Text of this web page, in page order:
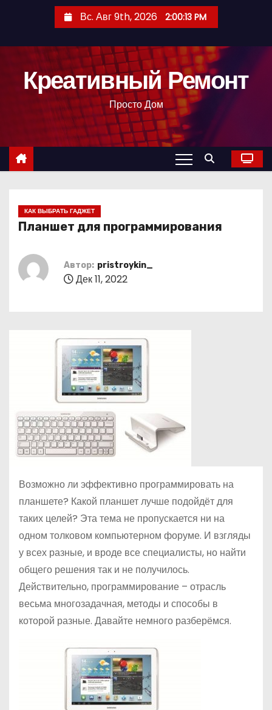
с
Вс. Авг 9th, 2026 2:00:14 PM
Креативный Ремонт
Просто Дом
КАК ВЫБРАТЬ ГАДЖЕТ
Планшет для программирования
Автор: pristroykin_
Дек 11, 2022
Возможно ли эффективно программировать на
планшете? Какой планшет лучше подойдёт для
таких целей? Эта тема не пропускается ни на
одном толковом компьютерном форуме. И взгляды
у всех разные, и вроде все специалисты, но найти
общего решения так и не получилось.
Действительно, программирование – отрасль
весьма многозадачная, методы и способы в
которой разные. Давайте немного разберёмся.